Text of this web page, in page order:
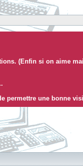
(Enfin si on aime
permettre une bonne